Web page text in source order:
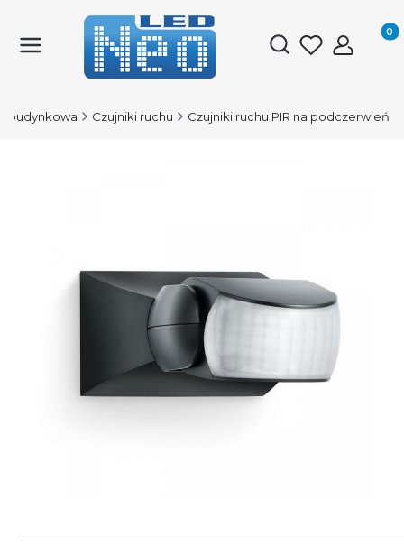
Otwórz
budynkowa Czujniki ruchu Czujniki ruchu PIR na podczerwień